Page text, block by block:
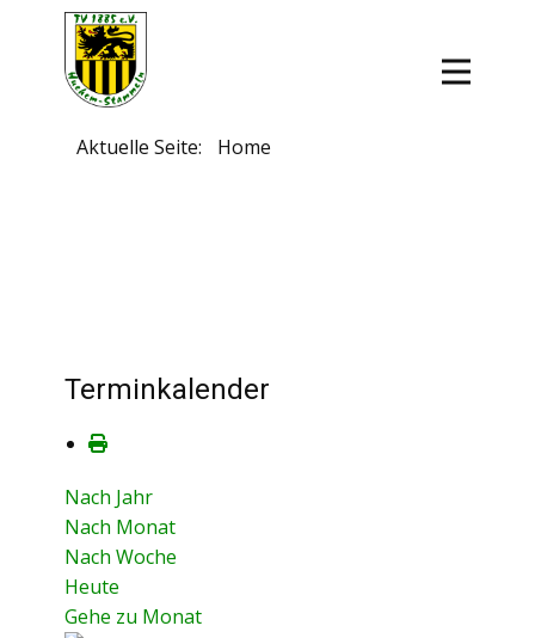
Aktuelle Seite: Home
Terminkalender
Nach Jahr
Nach Monat
Nach Woche
Heute
Gehe zu Monat